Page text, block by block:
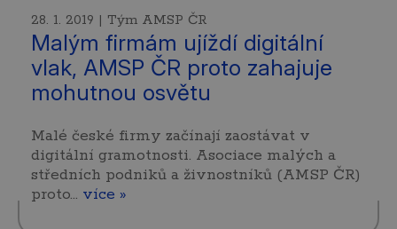
28. 1. 2019 | Tým AMSP ČR
Malým firmám ujíždí digitální
vlak, AMSP ČR proto zahajuje
mohutnou osvětu
Malé české firmy začínají zaostávat v
digitální gramotnosti. Asociace malých a
středních podniků a živnostníků (AMSP ČR)
proto… více »